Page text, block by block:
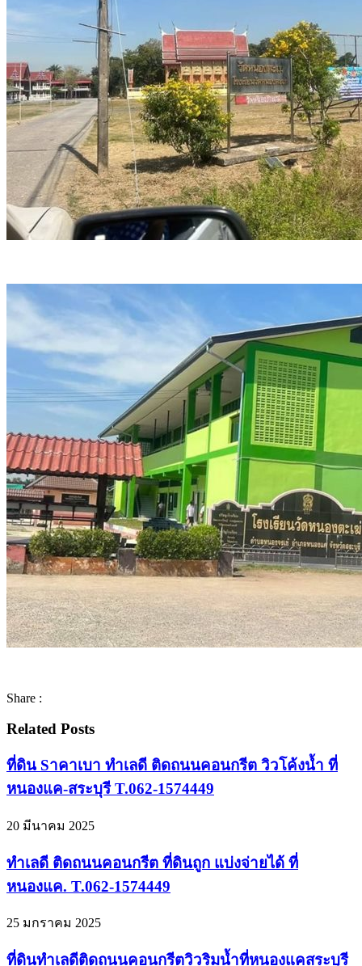
Share :
Related Posts
ที่ดิน Sาคาเบา ทำเลดี ติดถนนคอนกรีต วิวโค้งน้ำ ที่
หนองแค-สระบุรี T.062-1574449
20 มีนาคม 2025
ทำเลดี ติดถนนคอนกรีต ที่ดินถูก แบ่งจ่ายได้ ที่
หนองแค. T.062-1574449
25 มกราคม 2025
ที่ดินทำเลดีติดถนนคอนกรีตวิวริมน้ำที่หนองแคสระบุรี